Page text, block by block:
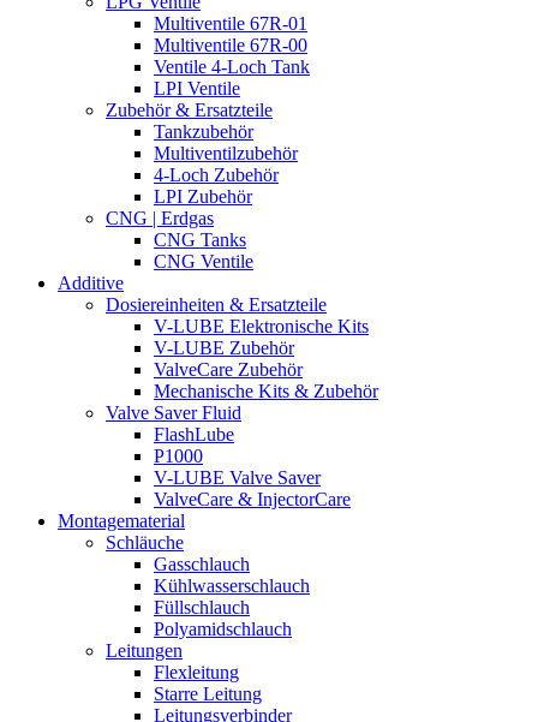
Multiventile 67R-01
Multiventile 67R-00
Ventile 4-Loch Tank
LPI Ventile
Zubehör & Ersatzteile
Tankzubehör
Multiventilzubehör
4-Loch Zubehör
LPI Zubehör
CNG | Erdgas
CNG Tanks
CNG Ventile
Additive
Dosiereinheiten & Ersatzteile
V-LUBE Elektronische Kits
V-LUBE Zubehör
ValveCare Zubehör
Mechanische Kits & Zubehör
Valve Saver Fluid
FlashLube
P1000
V-LUBE Valve Saver
ValveCare & InjectorCare
Montagematerial
Schläuche
Gasschlauch
Kühlwasserschlauch
Füllschlauch
Polyamidschlauch
Leitungen
Flexleitung
Starre Leitung
Leitungsverbinder